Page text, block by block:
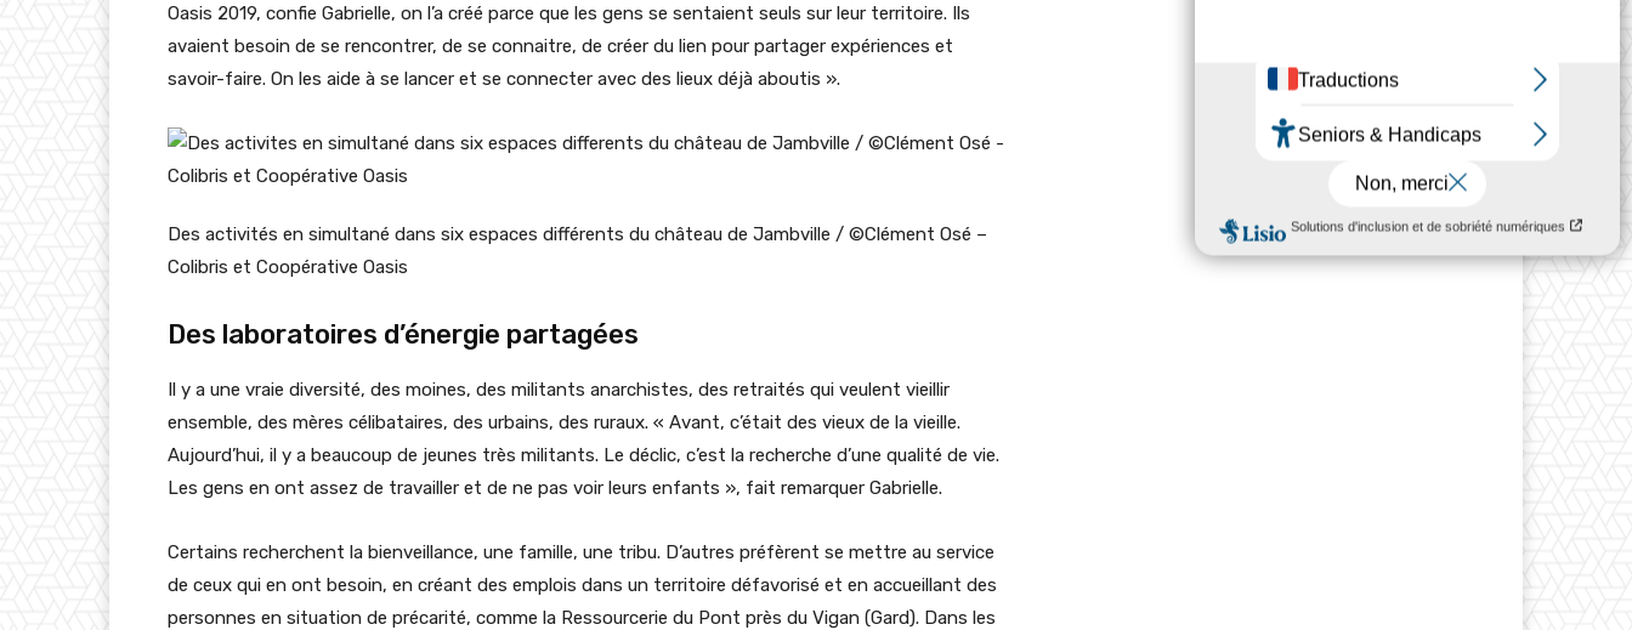
Oasis 2019, confie Gabrielle, on l’a créé parce que les gens se sentaient seuls sur leur territoire. Ils
avaient besoin de se rencontrer, de se connaitre, de créer du lien pour partager expériences et
savoir-faire. On les aide à se lancer et se connecter avec des lieux déjà aboutis ».
Des activités en simultané dans six espaces différents du château de Jambville / ©Clément Osé –
Colibris et Coopérative Oasis
Des laboratoires d’énergie partagées
Il y a une vraie diversité, des moines, des militants anarchistes, des retraités qui veulent vieillir
ensemble, des mères célibataires, des urbains, des ruraux. « Avant, c’était des vieux de la vieille.
Aujourd’hui, il y a beaucoup de jeunes très militants. Le déclic, c’est la recherche d’une qualité de vie.
Les gens en ont assez de travailler et de ne pas voir leurs enfants », fait remarquer Gabrielle.
Certains recherchent la bienveillance, une famille, une tribu. D’autres préfèrent se mettre au service
de ceux qui en ont besoin, en créant des emplois dans un territoire défavorisé et en accueillant des
personnes en situation de précarité, comme la Ressourcerie du Pont près du Vigan (Gard). Dans les